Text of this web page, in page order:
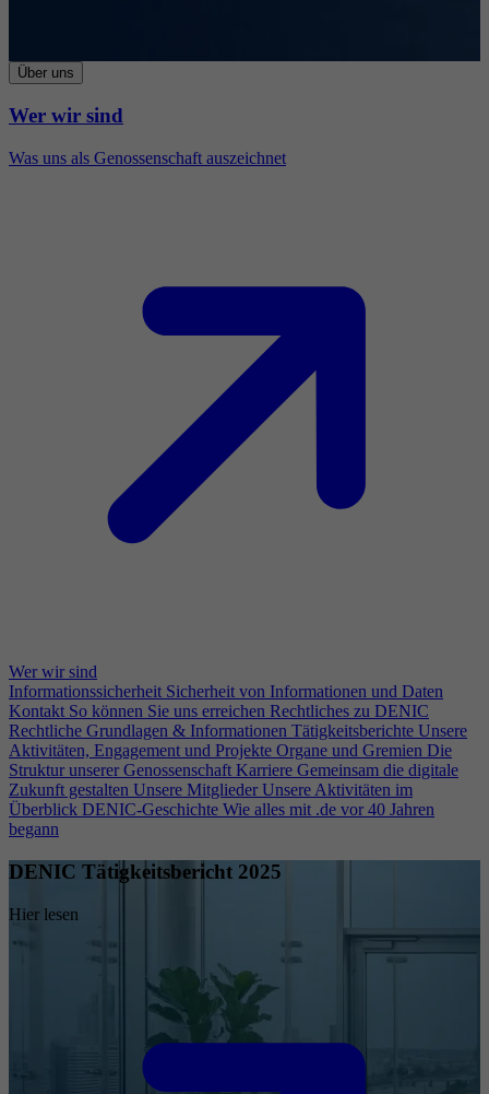
Über uns
Wer wir sind
Was uns als Genossenschaft auszeichnet
Wer wir sind
Informationssicherheit Sicherheit von Informationen und Daten
Kontakt So können Sie uns erreichen Rechtliches zu DENIC
Rechtliche Grundlagen & Informationen Tätigkeitsberichte Unsere
Aktivitäten, Engagement und Projekte Organe und Gremien Die
Struktur unserer Genossenschaft Karriere Gemeinsam die digitale
Zukunft gestalten Unsere Mitglieder Unsere Aktivitäten im
Überblick DENIC-Geschichte Wie alles mit .de vor 40 Jahren
begann
DENIC Tätigkeitsbericht 2025
Hier lesen